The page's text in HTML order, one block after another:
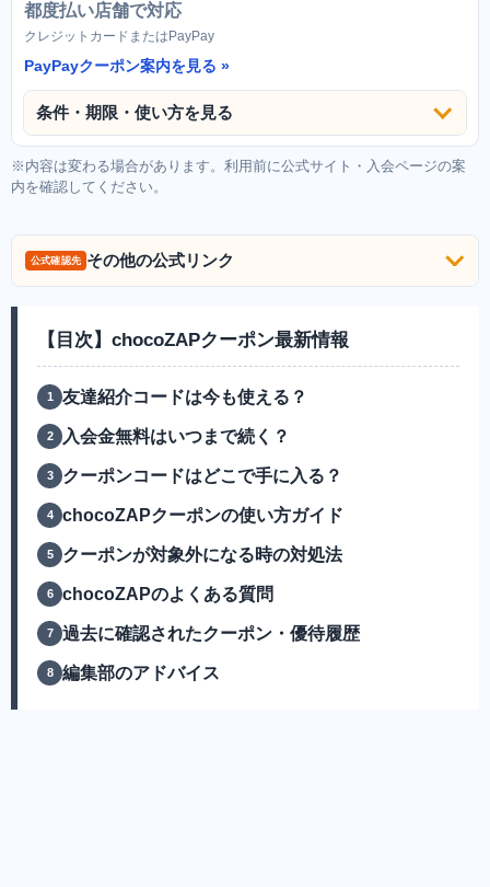
都度払い店舗で対応
クレジットカードまたはPayPay
PayPayクーポン案内を見る
条件・期限・使い方を見る
※内容は変わる場合があります。利用前に公式サイト・入会ページの案
内を確認してください。
公式確認先 その他の公式リンク
【目次】chocoZAPクーポン最新情報
友達紹介コードは今も使える？
入会金無料はいつまで続く？
クーポンコードはどこで手に入る？
chocoZAPクーポンの使い方ガイド
クーポンが対象外になる時の対処法
chocoZAPのよくある質問
過去に確認されたクーポン・優待履歴
編集部のアドバイス